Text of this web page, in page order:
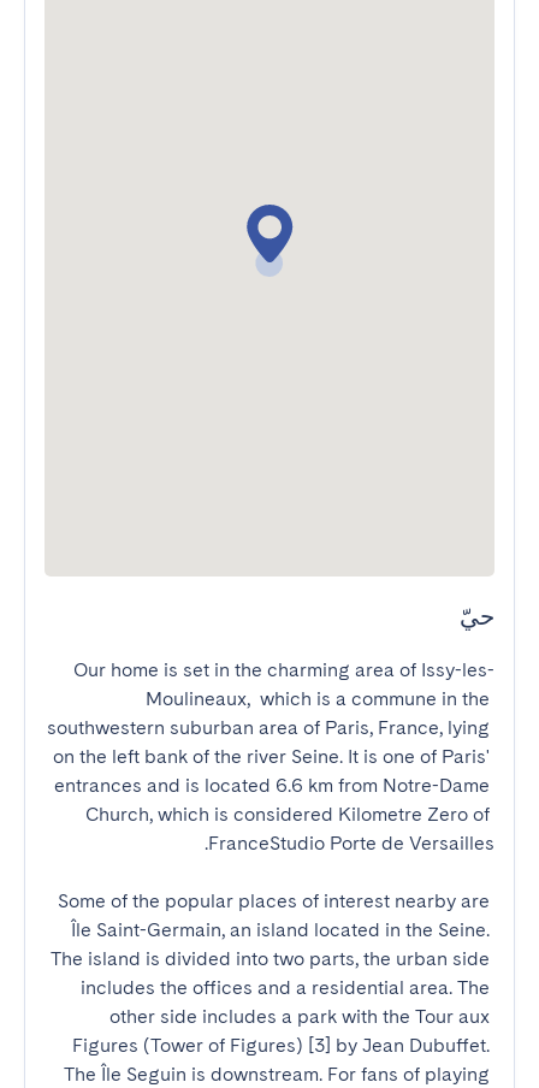
حيّ
Our home is set in the charming area of Issy-les-
Moulineaux,  which is a commune in the
southwestern suburban area of Paris, France, lying
on the left bank of the river Seine. It is one of Paris'
entrances and is located 6.6 km from Notre-Dame
Church, which is considered Kilometre Zero of
Some of the popular places of interest nearby are
Île Saint-Germain, an island located in the Seine.
The island is divided into two parts, the urban side
includes the offices and a residential area. The
other side includes a park with the Tour aux
Figures (Tower of Figures) [3] by Jean Dubuffet.
The Île Seguin is downstream. For fans of playing